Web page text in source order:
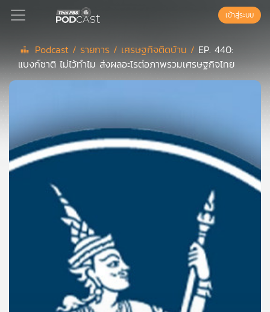
Podcast
ลิ
สต์
แนะนำ
เข้าสู่ระบบ
Podcast / รายการ / เศรษฐกิจติดบ้าน / EP. 440:
แบงก์ชาติ ไม่ไว้ทำไม ส่งผลอะไรต่อภาพรวมเศรษฐกิจไทย